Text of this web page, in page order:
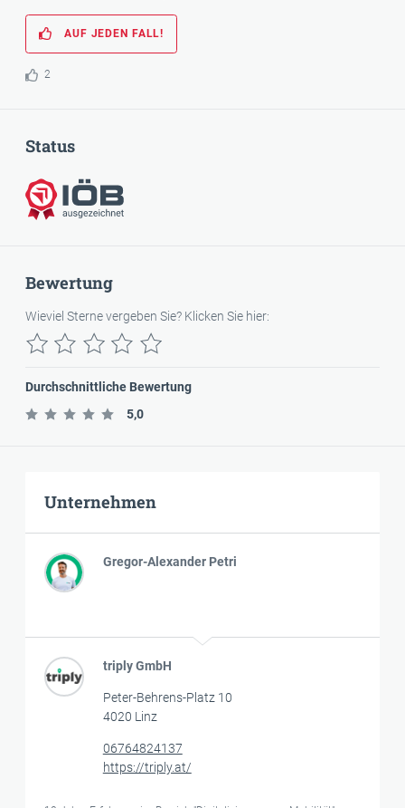
AUF JEDEN FALL!
2
Status
IÖB-ausgezeichnet
Bewertung
Wieviel Sterne vergeben Sie? Klicken Sie hier:
Durchschnittliche Bewertung
5,0
Unternehmen
Gregor-Alexander Petri
triply GmbH
Peter-Behrens-Platz 10
4020 Linz
06764824137
https://triply.at/